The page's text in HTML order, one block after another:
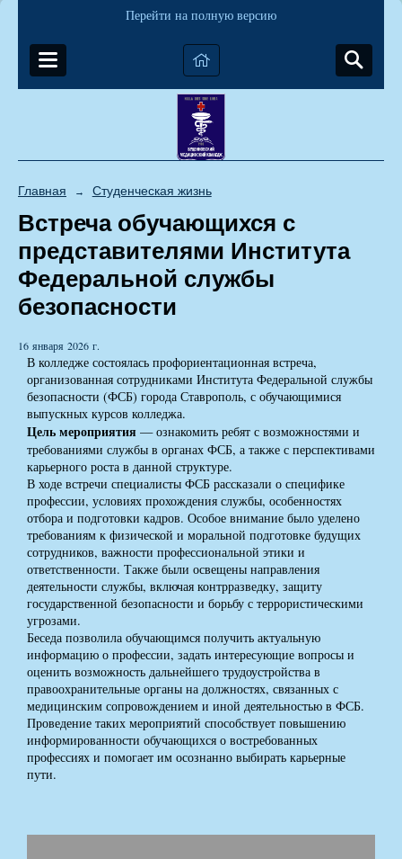
Перейти на полную версию
Главная → Студенческая жизнь
Встреча обучающихся с
представителями Института
Федеральной службы
безопасности
16 января 2026 г.
В колледже состоялась профориентационная встреча,
организованная сотрудниками Института Федеральной службы
безопасности (ФСБ) города Ставрополь, с обучающимися
выпускных курсов колледжа.
Цель мероприятия — ознакомить ребят с возможностями и
требованиями службы в органах ФСБ, а также с перспективами
карьерного роста в данной структуре.
В ходе встречи специалисты ФСБ рассказали о специфике
профессии, условиях прохождения службы, особенностях
отбора и подготовки кадров. Особое внимание было уделено
требованиям к физической и моральной подготовке будущих
сотрудников, важности профессиональной этики и
ответственности. Также были освещены направления
деятельности службы, включая контрразведку, защиту
государственной безопасности и борьбу с террористическими
угрозами.
Беседа позволила обучающимся получить актуальную
информацию о профессии, задать интересующие вопросы и
оценить возможность дальнейшего трудоустройства в
правоохранительные органы на должностях, связанных с
медицинским сопровождением и иной деятельностью в ФСБ.
Проведение таких мероприятий способствует повышению
информированности обучающихся о востребованных
профессиях и помогает им осознанно выбирать карьерные
пути.